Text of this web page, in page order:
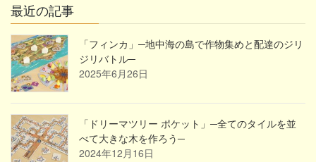
最近の記事
「フィンカ」─地中海の島で作物集めと配達のジリ
ジリバトル─
2025年6月26日
「ドリーマツリー ポケット」─全てのタイルを並
べて大きな木を作ろう─
2024年12月16日